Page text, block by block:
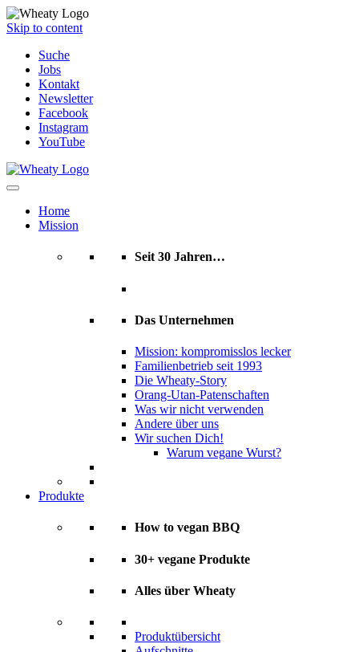
Skip to content
Suche
Jobs
Kontakt
Newsletter
Facebook
Instagram
YouTube
Home
Mission
Seit 30 Jahren…
Das Unternehmen
Mission: kompromisslos lecker
Familienbetrieb seit 1993
Die Wheaty-Story
Orang-Utan-Patenschaften
Was wir nicht verwenden
Andere über uns
Wir suchen Dich!
Warum vegane Wurst?
Produkte
How to vegan BBQ
30+ vegane Produkte
Alles über Wheaty
Produktübersicht